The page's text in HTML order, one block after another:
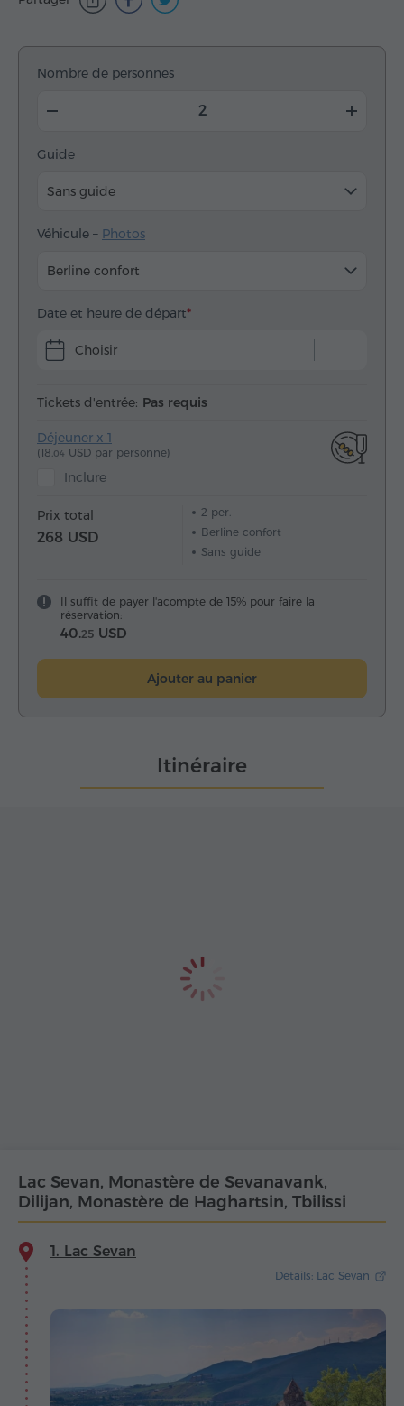
Nombre de personnes
Guide
Sans guide
Véhicule – Photos
Berline confort
Date et heure de départ
Choisir
Tickets d'entrée: Pas requis
Déjeuner x 1
(18.04 USD par personne)
Inclure
Prix total
268 USD
2per.
Berline confort
Sans guide
Il suffit de payer l'acompte de 15% pour faire la
réservation:
40.25 USD
Ajouter au panier
Itinéraire
Lac Sevan, Monastère de Sevanavank,
Dilijan, Monastère de Haghartsin, Tbilissi
1. Lac Sevan
Détails: Lac Sevan